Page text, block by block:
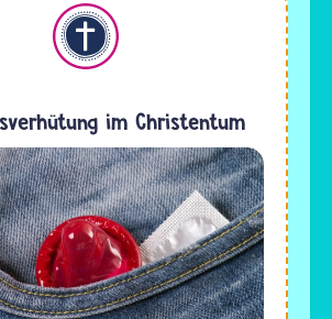
im Christentum